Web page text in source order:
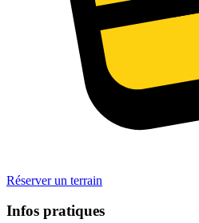
Réserver un terrain
Infos pratiques